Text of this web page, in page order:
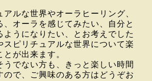
アルな世界やオーラヒーリング、
、オーラを感じてみたい、自分と
ようになりたい、とお考えでした
スピリチュアルな世界について楽
が出来ます。
でない方も、
きっと楽しい時間
ので、ご興味のある方はどうぞお